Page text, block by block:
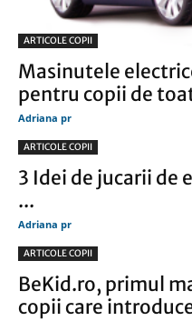
ARTICOLE COPII
Masinutele
pentru copii de
Adriana pr
ARTICOLE COPII
3 Idei de jucarii de
...
Adriana pr
ARTICOLE COPII
BeKid.ro, primul
copii care